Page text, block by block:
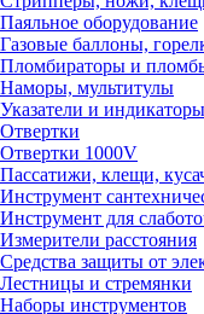
Паяльное оборудование
Газовые баллоны,
Пломбираторы и
Наморы, мультитулы
Указатели и
Отвертки
Отвертки 1000V
Пассатижи, клещи,
Инструмент
Инструмент для
Измерители расстояния
Средства защиты от
Лестницы и стремянки
Наборы инструментов